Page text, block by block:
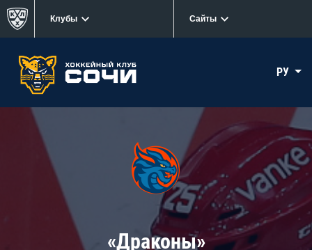
Клубы Сайты
РУ
«Драконы»